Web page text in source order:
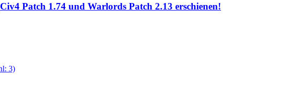
Civ4 Patch 1.74 und Warlords Patch 2.13 erschienen!